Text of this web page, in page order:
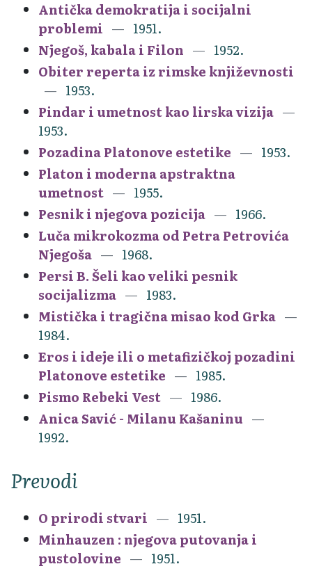
Antička demokratija i socijalni
problemi
1951.
Njegoš, kabala i Filon
1952.
Obiter reperta iz rimske književnosti
1953.
Pindar i umetnost kao lirska vizija
1953.
Pozadina Platonove estetike
1953.
Platon i moderna apstraktna
umetnost
1955.
Pesnik i njegova pozicija
1966.
Luča mikrokozma od Petra Petrovića
Njegoša
1968.
Persi B. Šeli kao veliki pesnik
socijalizma
1983.
Mistička i tragična misao kod Grka
1984.
Eros i ideje ili o metafizičkoj pozadini
Platonove estetike
1985.
Pismo Rebeki Vest
1986.
Anica Savić - Milanu Kašaninu
1992.
Prevodi
O prirodi stvari
1951.
Minhauzen : njegova putovanja i
pustolovine
1951.